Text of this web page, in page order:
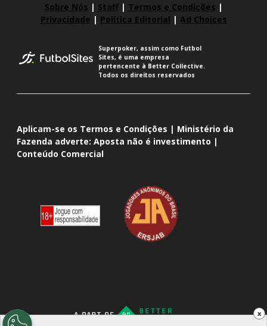
x
Sobre Nós | Staff| Termos e Condições |
Privacidade | Política Editorial | Ad Choices
Superpoker, assim como Futbol
Sites, é uma empresa
pertencente à Better Collective.
Todos os direitos reservados
Aplicam-se os Termos e Condições | Ministério da
Fazenda adverte: Aposta não é investimento |
Conteúdo Comercial